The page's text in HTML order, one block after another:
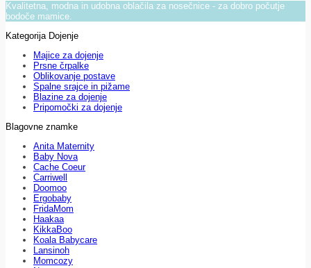
Kvalitetna, modna in udobna oblačila za nosečnice - za dobro počutje
bodoče mamice.
Kategorija Dojenje
Majice za dojenje
Prsne črpalke
Oblikovanje postave
Spalne srajce in pižame
Blazine za dojenje
Pripomočki za dojenje
Blagovne znamke
Anita Maternity
Baby Nova
Cache Coeur
Carriwell
Doomoo
Ergobaby
FridaMom
Haakaa
KikkaBoo
Koala Babycare
Lansinoh
Momcozy